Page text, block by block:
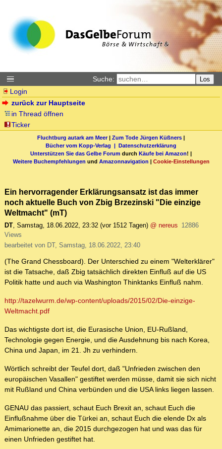
Suche: Los
Login
zurück zur Hauptseite
in Thread öffnen
Ticker
Fluchtburg autark am Meer| Zum Tode Jürgen Küßners |
Bücher vom Kopp-Verlag | Datenschutzerklärung
Unterstützen Sie das Gelbe Forum durch Käufe bei Amazon! |
Weitere Buchempfehlungen und Amazonnavigation | Cookie-Einstellungen
Ein hervorragender Erklärungsansatz ist das immer
noch aktuelle Buch von Zbig Brzezinski "Die einzige
Weltmacht" (mT)
DT, Samstag, 18.06.2022, 23:32 (vor 1512 Tagen) @ nereus 12886
Views
bearbeitet von DT, Samstag, 18.06.2022, 23:40
(The Grand Chessboard). Der Unterschied zu einem "Welterklärer"
ist die Tatsache, daß Zbig tatsächlich direkten Einfluß auf die US
Politik hatte und auch via Washington Thinktanks Einfluß nahm.
http://tazelwurm.de/wp-content/uploads/2015/02/Die-einzige-
Weltmacht.pdf
Das wichtigste dort ist, die Eurasische Union, EU-Rußland,
Technologie gegen Energie, und die Ausdehnung bis nach Korea,
China und Japan, im 21. Jh zu verhindern.
Wörtlich schreibt der Teufel dort, daß "Unfrieden zwischen den
europäischen Vasallen" gestiftet werden müsse, damit sie sich nicht
mit Rußland und China verbünden und die USA links liegen lassen.
GENAU das passiert, schaut Euch Brexit an, schaut Euch die
Einflußnahme über die Türkei an, schaut Euch die elende Dx als
Amimarionette an, die 2015 durchgezogen hat und was das für
einen Unfrieden gestiftet hat.